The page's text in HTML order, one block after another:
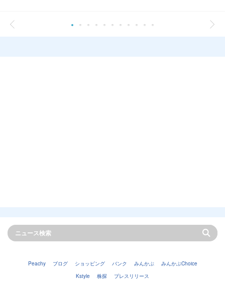
Peachy ブログ ショッピング バンク みんかぶ
みんかぶChoice
Kstyle
株探 プレスリリース